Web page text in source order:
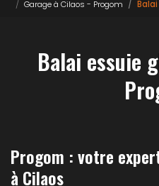
Garage à Cilaos - Progom
Balai essuie
Progom : votre
à Cilaos